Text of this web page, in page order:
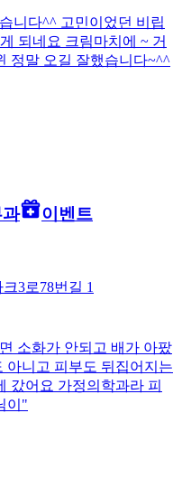
니다^^ 고민이었던 비립
되네요 크림마치에 ~ 거
정말 오길 잘했습니다~^^
이벤트
3로78번길 1
소화가 안되고 배가 아팠
아니고 피부도 뒤집어지는
갔어요 가정의학과라 피
"